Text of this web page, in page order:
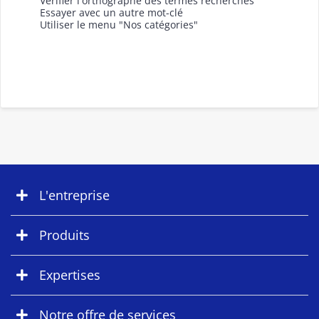
Essayer avec un autre mot-clé
Utiliser le menu "Nos catégories"
L'entreprise
Produits
Expertises
Notre offre de services